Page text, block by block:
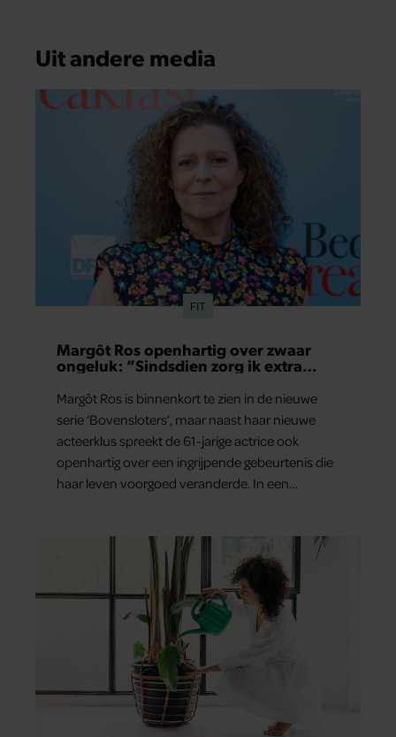
Uit andere media
FIT
Margôt Ros openhartig over zwaar
ongeluk: “Sindsdien zorg ik extra
Margôt Ros is binnenkort te zien in de nieuwe
serie ‘Bovensloters’, maar naast haar nieuwe
acteerklus spreekt de 61-jarige actrice ook
openhartig over een ingrijpende gebeurtenis die
haar leven voorgoed veranderde. In een
haar dwong anders naar zichzelf en haar
gezondheid te kijken. “Mijn leven steekt nu
anders in elkaar”, zegt ze.